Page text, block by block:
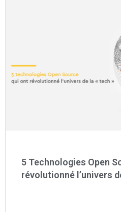
5 Technologies Open
révolutionné l’univers